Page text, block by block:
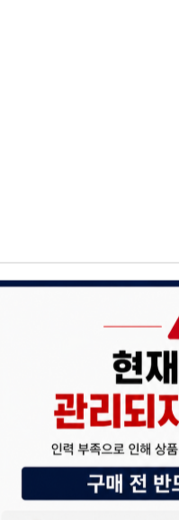
홈페이지 이용 안
안녕하세요, (주)디앤
현재 내부 사정으로
불편을 드려 죄송합
제품 문의, 견적 문의
다.
043-274-6789 /
또는 네이버에서 "